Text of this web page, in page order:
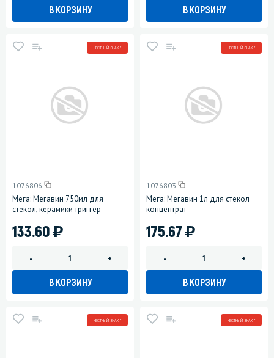
В КОРЗИНУ В КОРЗИНУ
ЧЕСТНЫЙ ЗНАК *
1076806
Мега: Мегавин 750мл для
стекол, керамики триггер
133.60)
- +
В КОРЗИНУ
ЧЕСТНЫЙ ЗНАК *
1076803
Мега: Мегавин 1л для стекол
концентрат
175.67)
- +
В КОРЗИНУ
ЧЕСТНЫЙ ЗНАК * ЧЕСТНЫЙ ЗНАК *